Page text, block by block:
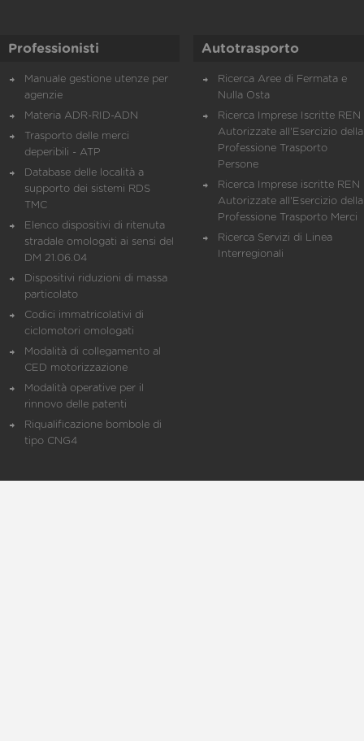
Professionisti
Manuale gestione utenze per
agenzie
Materia ADR-RID-ADN
Trasporto delle merci
deperibili - ATP
Database delle località a
supporto dei sistemi RDS
TMC
Elenco dispositivi di ritenuta
stradale omologati ai sensi del
DM 21.06.04
Dispositivi riduzioni di massa
particolato
Codici immatricolativi di
ciclomotori omologati
Modalità di collegamento al
CED motorizzazione
Modalità operative per il
rinnovo delle patenti
Riqualificazione bombole di
tipo CNG4
Autotrasporto
Ricerca Aree di Fermata e
Nulla Osta
Ricerca Imprese Iscritte REN
Autorizzate all'Esercizio della
Professione Trasporto
Persone
Ricerca Imprese iscritte REN
Autorizzate all'Esercizio della
Professione Trasporto Merci
Ricerca Servizi di Linea
Interregionali